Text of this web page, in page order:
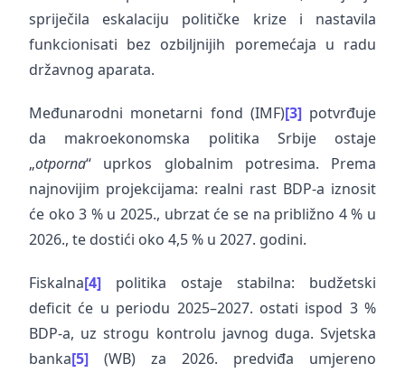
spriječila eskalaciju političke krize i nastavila
funkcionisati bez ozbiljnijih poremećaja u radu
državnog aparata.
Međunarodni monetarni fond (IMF)[3]potvrđuje
da makroekonomska politika Srbije ostaje
„otporna“ uprkos globalnim potresima. Prema
najnovijim projekcijama: realni rast BDP-a iznosit
će oko 3 % u 2025., ubrzat će se na približno 4 % u
2026., te dostići oko 4,5 % u 2027. godini.
Fiskalna[4] politika ostaje stabilna: budžetski
deficit će u periodu 2025–2027. ostati ispod 3 %
BDP-a, uz strogu kontrolu javnog duga. Svjetska
banka[5] (WB) za 2026. predviđa umjereno